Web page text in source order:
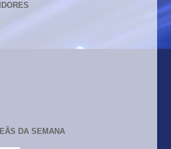
DA SEMANA